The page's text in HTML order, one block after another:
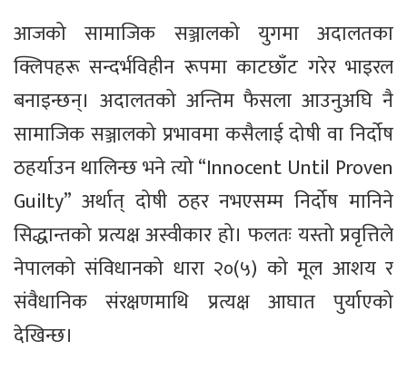
आजको सामाजिक सञ्जालको युगमा अदालतका
क्लिपहरू सन्दर्भविहीन रूपमा काटछाँट गरेर भाइरल
बनाइन्छन्। अदालतको अन्तिम फैसला आउनुअघि नै
सामाजिक सञ्जालको प्रभावमा कसैलाई दोषी वा निर्दोष
ठहर्याउन थालिन्छ भने त्यो “Innocent Until Proven
Guilty” अर्थात् दोषी ठहर नभएसम्म निर्दोष मानिने
सिद्धान्तको प्रत्यक्ष अस्वीकार हो। फलतः यस्तो प्रवृत्तिले
नेपालको संविधानको धारा २०(५) को मूल आशय र
संवैधानिक संरक्षणमाथि प्रत्यक्ष आघात पुर्याएको
देखिन्छ।